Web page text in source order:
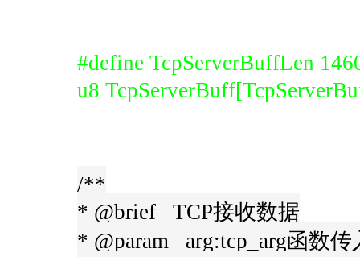
#define TcpServerBuffLen
u8
/**
* @brief TCP接收数据
* @param arg:tcp_arg函数传